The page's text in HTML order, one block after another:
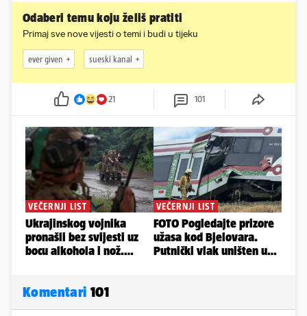
Odaberi temu koju želiš pratiti
Primaj sve nove vijesti o temi i budi u tijeku
ever given sueski kanal
21 101
Komentari 101